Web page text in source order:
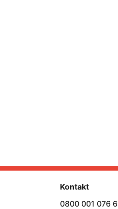
Kontakt
0800 001 076 6